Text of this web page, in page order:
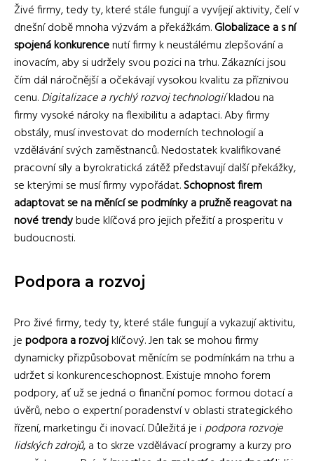
Živé firmy, tedy ty, které stále fungují a vyvíjejí aktivity, čelí v
dnešní době mnoha výzvám a překážkám.Globalizace a s ní
spojená konkurencenutí firmy k neustálému zlepšování a
inovacím, aby si udržely svou pozici na trhu. Zákazníci jsou
čím dál náročnější a ​​očekávají vysokou kvalitu za příznivou
cenu.Digitalizace a rychlý rozvoj technologiíkladou na
firmy vysoké nároky na flexibilitu a adaptaci. Aby firmy
obstály, musí investovat do moderních technologií a
vzdělávání svých zaměstnanců. Nedostatek kvalifikované
pracovní síly a byrokratická zátěž představují další překážky,
se kterými se musí firmy vypořádat.Schopnost firem
adaptovat se na měnící se podmínky a pružně reagovat na
nové trendybude klíčová pro jejich přežití a prosperitu v
budoucnosti.
Podpora a rozvoj
Pro živé firmy, tedy ty, které stále fungují a vykazují aktivitu,
jepodpora a rozvojklíčový. Jen tak se mohou firmy
dynamicky přizpůsobovat měnícím se podmínkám na trhu a
udržet si konkurenceschopnost. Existuje mnoho forem
podpory, ať už se jedná o finanční pomoc formou dotací a
úvěrů, nebo o expertní poradenství v oblasti strategického
řízení, marketingu či inovací. Důležitá je ipodpora rozvoje
lidských zdrojů, a to skrze vzdělávací programy a kurzy pro